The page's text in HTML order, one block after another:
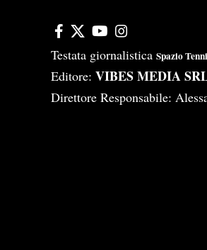
Testata giornalistica Spazio
Editore: VIBES MEDIA
Direttore Responsabile: